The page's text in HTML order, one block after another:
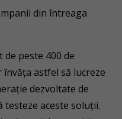
din întreaga
peste 400 de
astfel să lucreze
dezvoltate de
testeze aceste soluții.